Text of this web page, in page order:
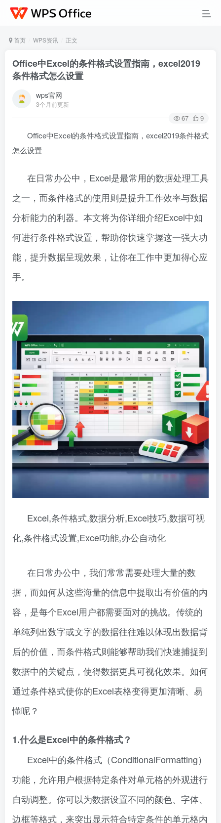
首页 WPS资讯 正文
Office中Excel的条件格式设置指南，excel2019
条件格式怎么设置
wps官网
3个月前更新
67 9
Office中Excel的条件格式设置指南，excel2019条件格式
怎么设置
在日常办公中，Excel是最常用的数据处理工具
之一，而条件格式的使用则是提升工作效率与数据
分析能力的利器。本文将为你详细介绍Excel中如
何进行条件格式设置，帮助你快速掌握这一强大功
能，提升数据呈现效果，让你在工作中更加得心应
手。
Excel,条件格式,数据分析,Excel技巧,数据可视
化,条件格式设置,Excel功能,办公自动化
在日常办公中，我们常常需要处理大量的数
据，而如何从这些海量的信息中提取出有价值的内
容，是每个Excel用户都需要面对的挑战。传统的
单纯列出数字或文字的数据往往难以体现出数据背
后的价值，而条件格式则能够帮助我们快速捕捉到
数据中的关键点，使得数据更具可视化效果。如何
通过条件格式使你的Excel表格变得更加清晰、易
懂呢？
1.什么是Excel中的条件格式？
Excel中的条件格式（ConditionalFormatting）
功能，允许用户根据特定条件对单元格的外观进行
自动调整。你可以为数据设置不同的颜色、字体、
边框等格式，来突出显示符合特定条件的单元格内